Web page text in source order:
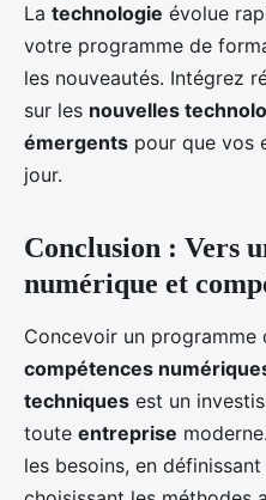
La technologie évolue
votre programme de
les nouveautés. Intégrez
sur les nouvelles
émergents pour que vos
jour.
Conclusion : Vers
numérique et
Concevoir un programme
compétences
techniques est un
toute entreprise
les besoins, en